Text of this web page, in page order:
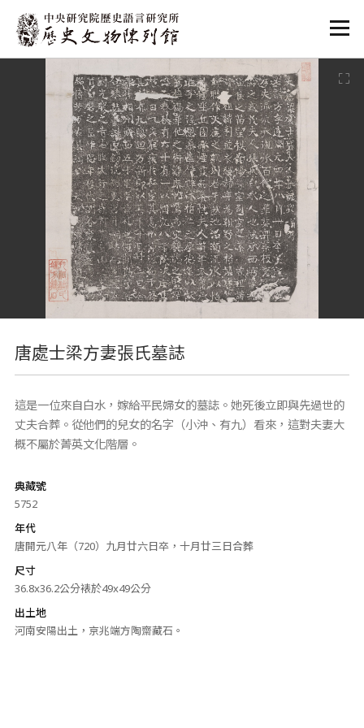
:::
唐處士梁方妻張氏墓誌
這是一位來自白水，嫁給平民婦女的墓誌。她死後立即與先過世的
丈夫合葬。從他們的兒女的名字（小沖、有九）看來，這對夫妻大
概不屬於菁英文化階層。
典藏號
5752
年代
唐開元八年（720）九月廿六日卒，十月廿三日合葬
尺寸
36.8x36.2公分裱於49x49公分
出土地
河南安陽出土，京兆端方陶齋藏石。